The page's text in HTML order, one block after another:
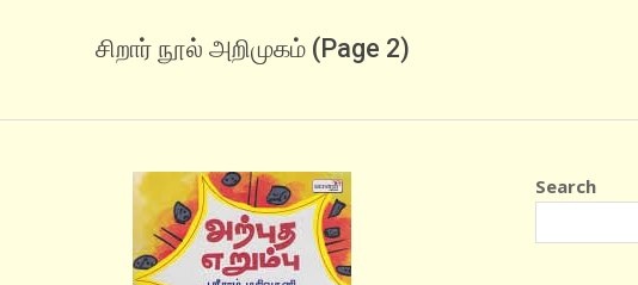
சிறார் நூல் அறிமுகம் (Page 2)
Search